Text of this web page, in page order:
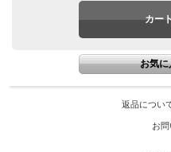
返品につい
お